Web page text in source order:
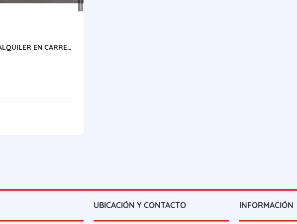
PARCELA DE TERRENO EN ALQUILER EN CARRETERA DE OCAÑA, ALICANTE.-
UBICACIÓN Y CONTACTO INFORMACIÓN